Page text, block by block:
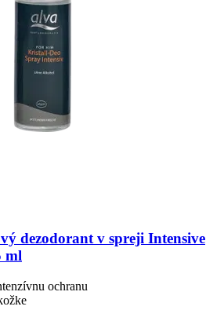
dezodorant v spreji Intensive
ml
ochranu